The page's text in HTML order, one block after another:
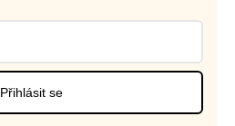
Přihlásit se